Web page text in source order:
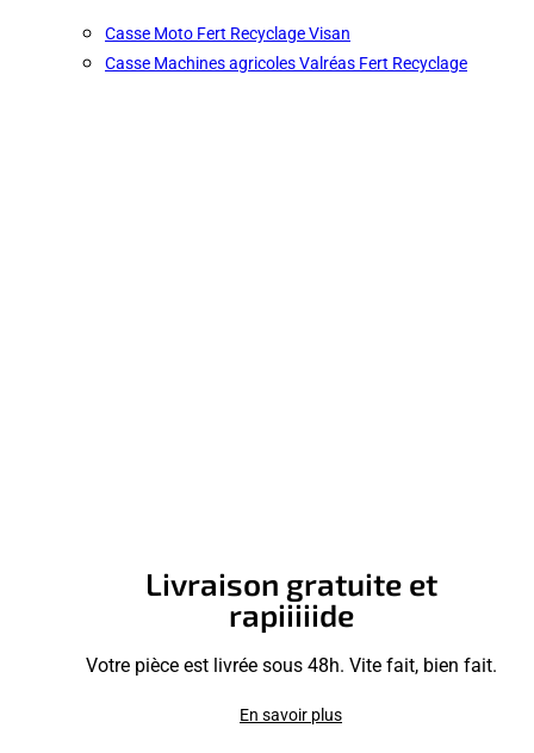
Casse Moto Fert Recyclage Visan
Casse Machines agricoles Valréas Fert Recyclage
Livraison gratuite et
rapiiiiide
Votre pièce est livrée sous 48h. Vite fait, bien fait.
En savoir plus